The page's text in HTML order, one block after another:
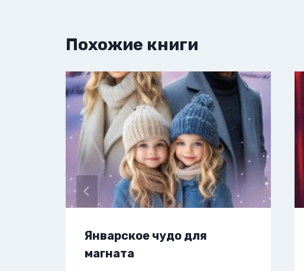
Похожие книги
Январское чудо для
магната